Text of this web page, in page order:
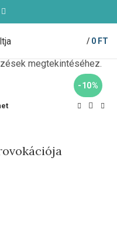
/ 0 FT
-10%
megtekintéséhez.